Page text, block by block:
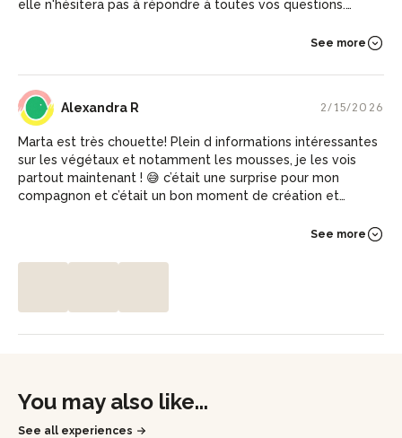
elle n'hésitera pas à répondre à toutes vos questions.
en famille ou avec des ami.es. Marta vous accompagnera
bonne St-Valentin <3
See more
AR Alexandra R 2/15/2026
Marta est très chouette! Plein d informations intéressantes
sur les végétaux et notamment les mousses, je les vois
partout maintenant ! 😅 c’était une surprise pour mon
compagnon et c’était un bon moment de création et
cocooné avec elle, elle prend soin de nous mettre à l’aise.
See more
1
You may also like...
See all experiences